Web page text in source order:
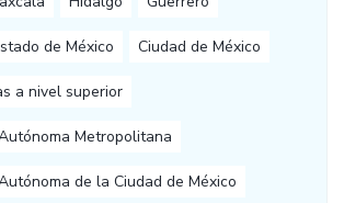
de México Ciudad de México
a nivel superior
Metropolitana
de la Ciudad de México